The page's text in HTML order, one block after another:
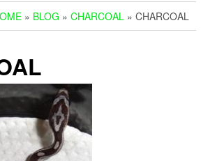
» BLOG » CHARCOAL » CHARCOAL